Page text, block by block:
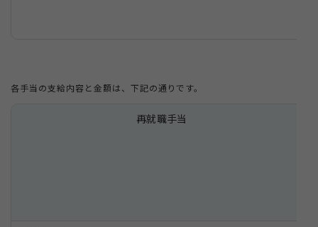
各手当の支給内容と金額は、下記の通りです。
再就職手当